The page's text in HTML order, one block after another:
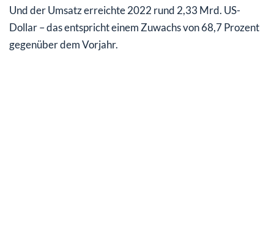
Und der Umsatz erreichte 2022 rund 2,33 Mrd. US-
Dollar – das entspricht einem Zuwachs von 68,7 Prozent
gegenüber dem Vorjahr.